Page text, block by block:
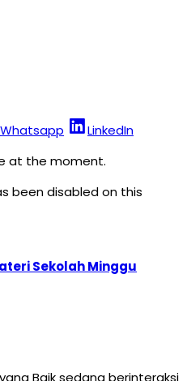
Whatsapp
LinkedIn
at the moment.
been disabled on this
Sekolah Minggu
Baik sedang berinteraksi